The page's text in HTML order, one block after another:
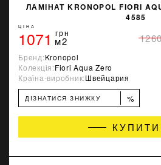
ЛАМІНАТ KRONOPOL FIORI
4585
ЦІНА
1071 грн
м2
Бренд:Kronopol
Колекція:Fiori Aqua Zero
Країна-виробник:Швейцария
ДІЗНАТИСЯ ЗНИЖКУ %
КУПИТИ